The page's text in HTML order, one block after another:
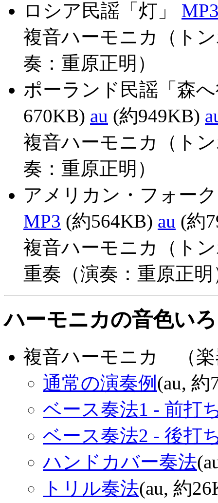
ロシア民謡「灯」
複音ハーモニカ（ト
奏：重原正明）
ポーランド民謡「森
670KB) au (約949KB)
複音ハーモニカ（ト
奏：重原正明）
アメリカン・フォー
MP3 (約564KB) au (約
複音ハーモニカ（ト
重奏（演奏：重原正明
ハーモニカの音色い
複音ハーモニカ （楽
通常の演奏例 (au, 約
ベース奏法1 - 前打
ベース奏法2 - 後打
ハンドカバー奏法
トリル奏法(au, 約